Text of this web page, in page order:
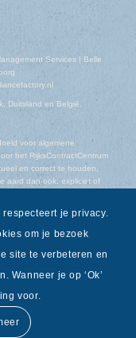
Services | Belle
Duitsland en België.
voor algemene
het RijksContractCentrum
en correct te houden,
aard dan ook, expliciet of
voor welk doel dan ook.
je privacy.
om je bezoek
site te verbeteren en
Wanneer je op ‘Ok’
voor.